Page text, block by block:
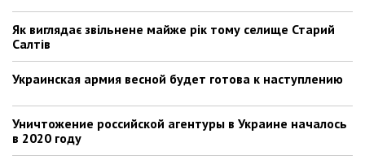
Як виглядає звільнене майже рік тому селище Старий
Салтів
Украинская армия весной будет готова к наступлению
Уничтожение российской агентуры в Украине началось
в 2020 году